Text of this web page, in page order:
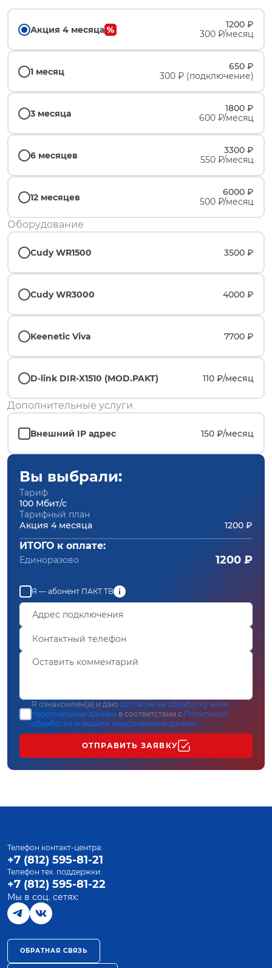
Акция 4 месяца
1200 ₽
300 ₽/месяц
1 месяц
650 ₽
300 ₽ (подключение)
3 месяца
1800 ₽
600 ₽/месяц
6 месяцев
3300 ₽
550 ₽/месяц
12 месяцев
6000 ₽
500 ₽/месяц
Оборудование
Cudy WR1500 3500 ₽
Cudy WR3000 4000 ₽
Keenetic Viva 7700 ₽
D-link DIR-X1510 (MOD.PAKT) 110 ₽/месяц
Дополнительные услуги
Внешний IP адрес 150 ₽/месяц
Вы выбрали:
Тариф
100 Мбит/с
Тарифный план
Акция 4 месяца
1200 ₽
ИТОГО к оплате:
Единоразово 1200 ₽
Я — абонент ПАКТ ТВ
Я ознакомлен(а) и даю согласие на обработку моих
персональных данных в соответствии с Политикой
обработки и защиты персональных данных
ОТПРАВИТЬ ЗАЯВКУ
Телефон контакт-центра:
+7 (812) 595-81-21
Телефон тех. поддержки:
+7 (812) 595-81-22
Мы в соц. сетях:
ОБРАТНАЯ СВЯЗЬ